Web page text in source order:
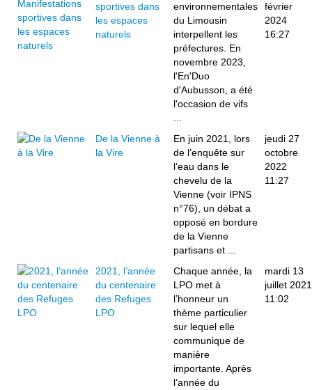
sportives dans
les espaces
naturels
environnementales
du Limousin
interpellent les
préfectures. En
novembre 2023,
l'En'Duo
d'Aubusson, a été
l'occasion de vifs
février
2024
16:27
De la Vienne à
la Vire
En juin 2021, lors
de l’enquête sur
l’eau dans le
chevelu de la
Vienne (voir IPNS
n°76), un débat a
opposé en bordure
de la Vienne
partisans et ...
jeudi 27
octobre
2022
11:27
2021, l’année
du centenaire
des Refuges
LPO
Chaque année, la
LPO met à
l’honneur un
thème particulier
sur lequel elle
communique de
manière
importante. Après
l’année du
mardi 13
juillet 2021
11:02